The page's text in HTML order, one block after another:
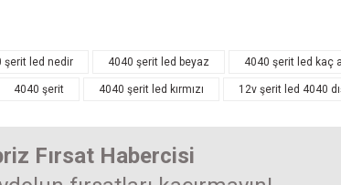
şerit led nedir 4040 şerit led beyaz 4040 şerit led kaç
4040 şerit 4040 şerit led kırmızı 12v şerit led 4040
Fırsat Habercisi